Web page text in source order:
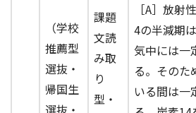
（学校
推薦型
選抜・
帰国生
選抜・
課題
文読
み取
り
型・
［A］放射
4の半減期
気中には一
る。そのた
いる間は一